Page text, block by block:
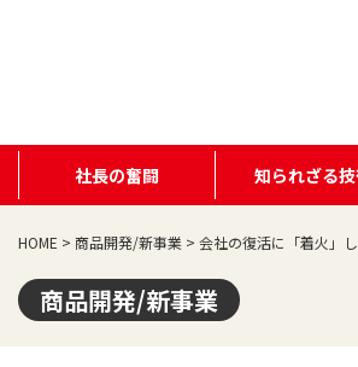
社長の奮闘 知られざる
HOME > 商品開発/新事業 > 会社の復活に「着火」
商品開発/新事業